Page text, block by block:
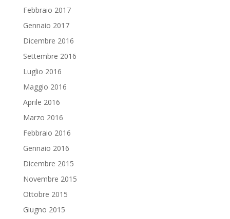
Febbraio 2017
Gennaio 2017
Dicembre 2016
Settembre 2016
Luglio 2016
Maggio 2016
Aprile 2016
Marzo 2016
Febbraio 2016
Gennaio 2016
Dicembre 2015
Novembre 2015
Ottobre 2015
Giugno 2015